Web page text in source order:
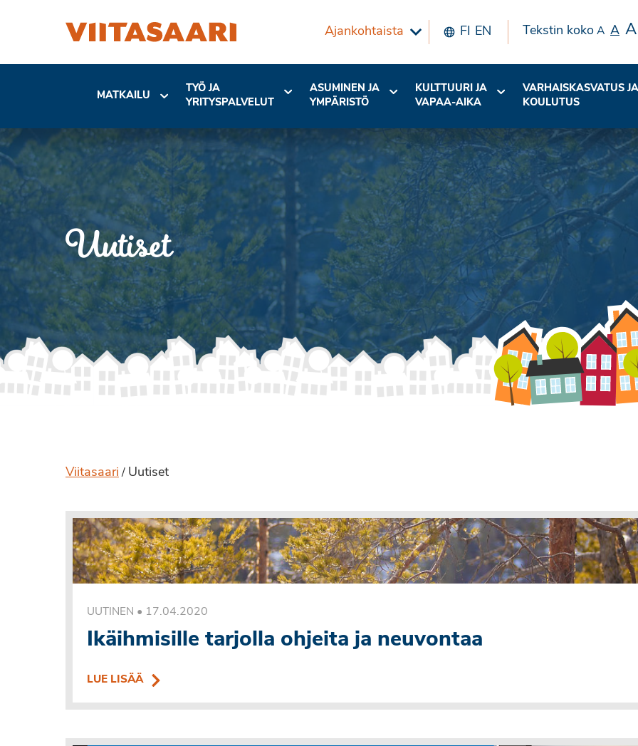
Ajankohtaista FI EN Tekstin koko A A A
MATKAILU
TYÖ JA
YRITYSPALVELUT
ASUMINEN JA
YMPÄRISTÖ
KULTTUURI JA
VAPAA-AIKA
VARHAISKASVATUS JA
KOULUTUS
Uutiset
Viitasaari / Uutiset
UUTINEN • 17.04.2020
Ikäihmisille tarjolla ohjeita ja neuvontaa
LUE LISÄÄ